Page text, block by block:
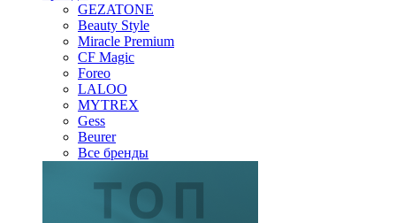
GEZATONE
Beauty Style
Miracle Premium
CF Magic
Foreo
LALOO
MYTREX
Gess
Beurer
Все бренды